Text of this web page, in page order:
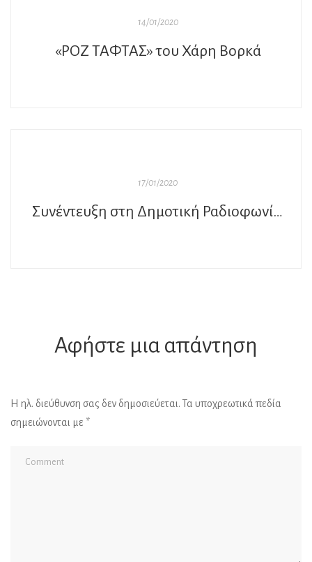
14/01/2020
«ΡΟΖ ΤΑΦΤΑΣ» του Χάρη Βορκά
17/01/2020
Συνέντευξη στη Δημοτική Ραδιοφωνίας Τρίπολης, για το βιβλίο «Ο άνθρωπος που μιλούσε με τα σύννεφα»
Αφήστε μια απάντηση
Η ηλ. διεύθυνση σας δεν δημοσιεύεται. Τα υποχρεωτικά πεδία
σημειώνονται με *